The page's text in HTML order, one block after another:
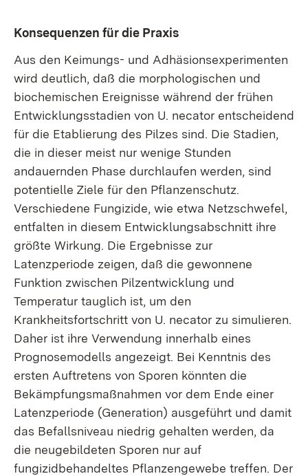
Konsequenzen für die Praxis
Aus den Keimungs- und Adhäsionsexperimenten
wird deutlich, daß die morphologischen und
biochemischen Ereignisse während der frühen
Entwicklungsstadien von U. necator entscheidend
für die Etablierung des Pilzes sind. Die Stadien,
die in dieser meist nur wenige Stunden
andauernden Phase durchlaufen werden, sind
potentielle Ziele für den Pflanzenschutz.
Verschiedene Fungizide, wie etwa Netzschwefel,
entfalten in diesem Entwicklungsabschnitt ihre
größte Wirkung. Die Ergebnisse zur
Latenzperiode zeigen, daß die gewonnene
Funktion zwischen Pilzentwicklung und
Temperatur tauglich ist, um den
Krankheitsfortschritt von U. necator zu simulieren.
Daher ist ihre Verwendung innerhalb eines
Prognosemodells angezeigt. Bei Kenntnis des
ersten Auftretens von Sporen könnten die
Bekämpfungsmaßnahmen vor dem Ende einer
Latenzperiode (Generation) ausgeführt und damit
das Befallsniveau niedrig gehalten werden, da
die neugebildeten Sporen nur auf
fungizidbehandeltes Pflanzengewebe treffen. Der